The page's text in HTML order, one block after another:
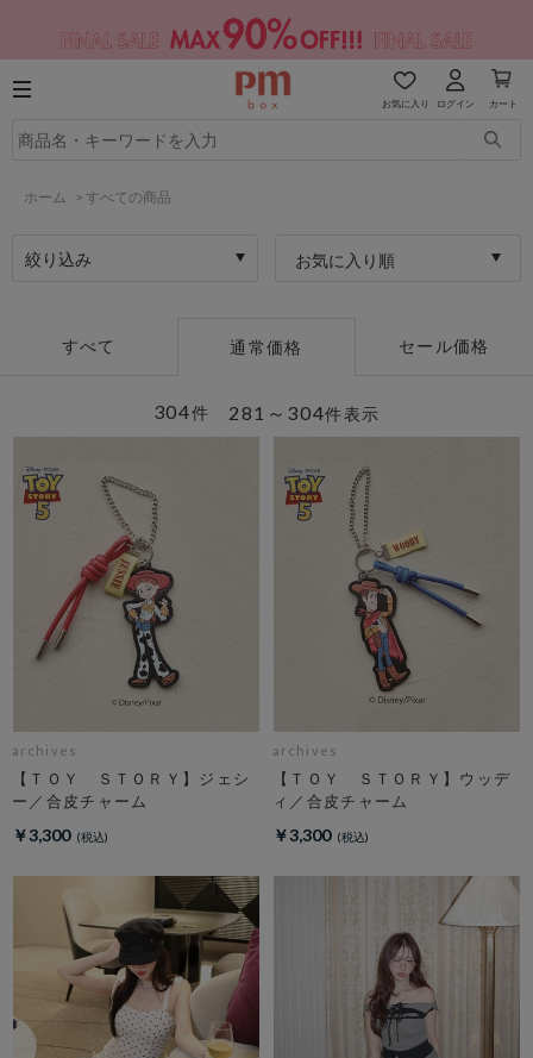
お気に入り ログイン カート
ホーム > すべての商品
絞り込み お気に入り順
すべて 通常価格 セール価格
281～304件表示
304件
archives
【ＴＯＹ ＳＴＯＲＹ】ジェシ
ー／合皮チャーム
￥3,300
archives
【ＴＯＹ ＳＴＯＲＹ】ウッデ
ィ／合皮チャーム
￥3,300